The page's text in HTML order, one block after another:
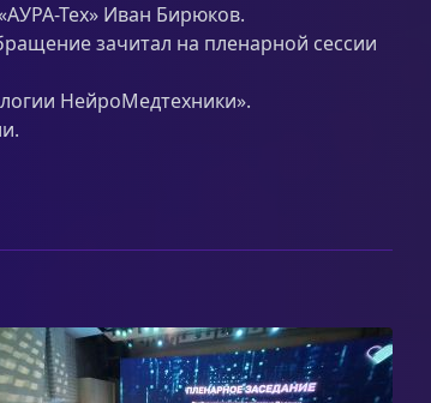
Тех» Иван Бирюков.
зачитал на пленарной сессии
НейроМедтехники».